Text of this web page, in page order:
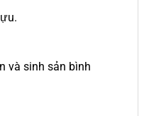
và sinh sản bình